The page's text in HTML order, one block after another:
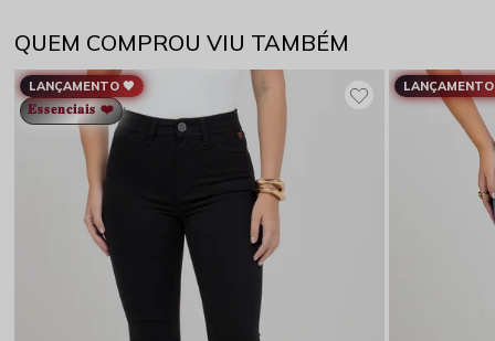
QUEM COMPROU VIU TAMBÉM
𝐄𝐬𝐬𝐞𝐧𝐜𝐢𝐚𝐢𝐬 ❤️
LANÇAMENTO 🖤